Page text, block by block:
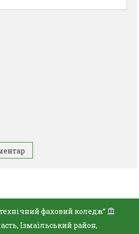
фаховий коледж”
Ізмаїльський район,